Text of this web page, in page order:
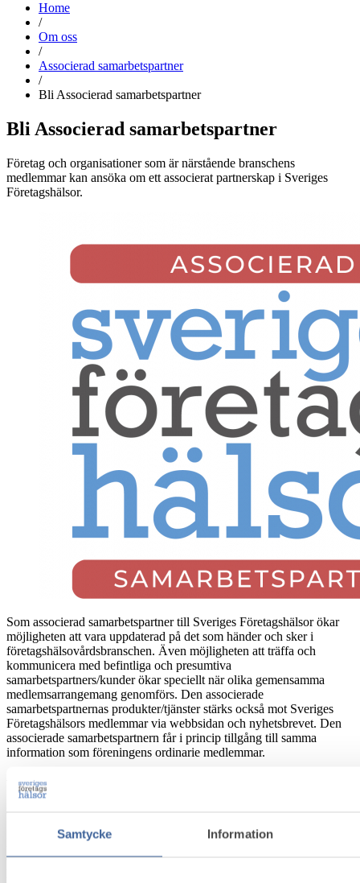
Samtycke Information
Home
/
Om oss
/
Associerad samarbetspartner
/
Bli Associerad samarbetspartner
Bli Associerad samarbetspartner
Företag och organisationer som är närstående branschens
medlemmar kan ansöka om ett associerat partnerskap i Sveriges
Företagshälsor.
Som associerad samarbetspartner till Sveriges Företagshälsor ökar
möjligheten att vara uppdaterad på det som händer och sker i
företagshälsovårdsbranschen. Även möjligheten att träffa och
kommunicera med befintliga och presumtiva
samarbetspartners/kunder ökar speciellt när olika gemensamma
medlemsarrangemang genomförs. Den associerade
samarbetspartnernas produkter/tjänster stärks också mot Sveriges
Företagshälsors medlemmar via webbsidan och nyhetsbrevet. Den
associerade samarbetspartnern får i princip tillgång till samma
information som föreningens ordinarie medlemmar.
Vem kan bli associerad
samarbetspartner?
Den som bedriver forskning, konsultverksamhet eller har andra
affärsmässiga förbindelser med våra medlemsföretag som innebär att